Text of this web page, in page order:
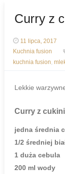
Curry z
11 lipca, 2017
Kuchnia fusion
kuchnia fusion,
Lekkie
Curry z
jedna średnia
1/2 średniej
1 duża cebula
200 ml wody